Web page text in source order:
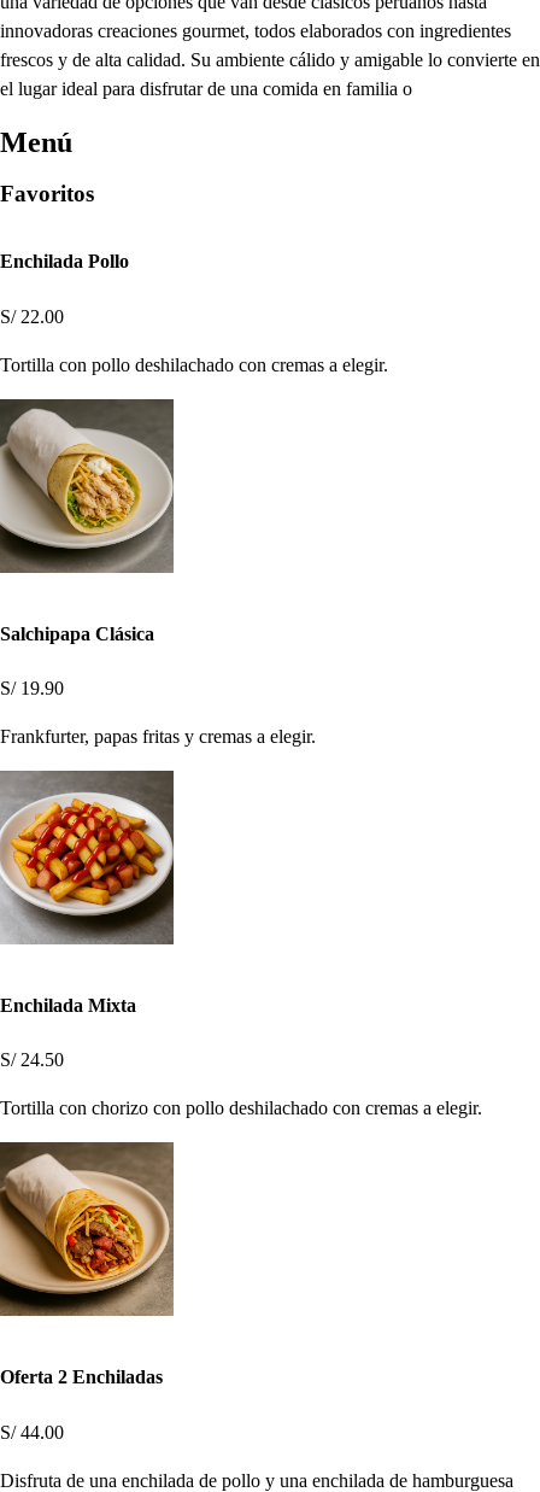
innovadoras creaciones gourmet, todos elaborados con ingredientes
frescos y de alta calidad. Su ambiente cálido y amigable lo convierte en
el lugar ideal para disfrutar de una comida en familia o
Menú
Favoritos
Enchilada Pollo
S/ 22.00
Tortilla con pollo deshilachado con cremas a elegir.
Salchipapa Clásica
S/ 19.90
Frankfurter, papas fritas y cremas a elegir.
Enchilada Mixta
S/ 24.50
Tortilla con chorizo con pollo deshilachado con cremas a elegir.
Oferta 2 Enchiladas
S/ 44.00
Disfruta de una enchilada de pollo y una enchilada de hamburguesa